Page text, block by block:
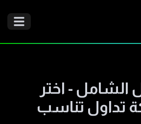
الشامل - اختر
تداول تناسب